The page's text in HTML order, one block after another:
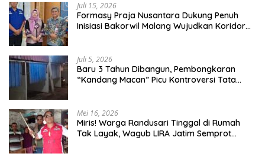
Juli 15, 2026
Formasy Praja Nusantara Dukung Penuh
Inisiasi Bakorwil Malang Wujudkan Koridor
Juli 5, 2026
Baru 3 Tahun Dibangun, Pembongkaran
“Kandang Macan” Picu Kontroversi Tata
Mei 16, 2026
Miris! Warga Randusari Tinggal di Rumah
Tak Layak, Wagub LIRA Jatim Semprot